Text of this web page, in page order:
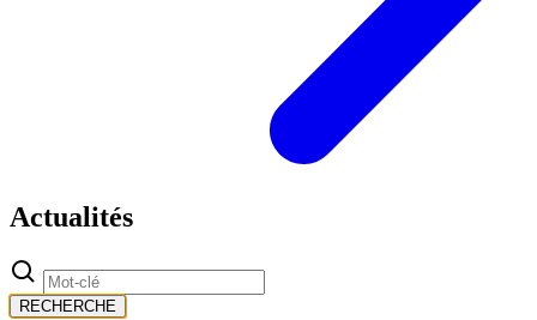
Actualités
RECHERCHE